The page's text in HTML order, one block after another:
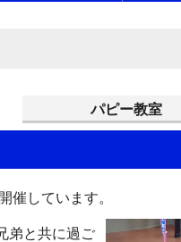
パピー教室
催しています。
弟と共に過ご